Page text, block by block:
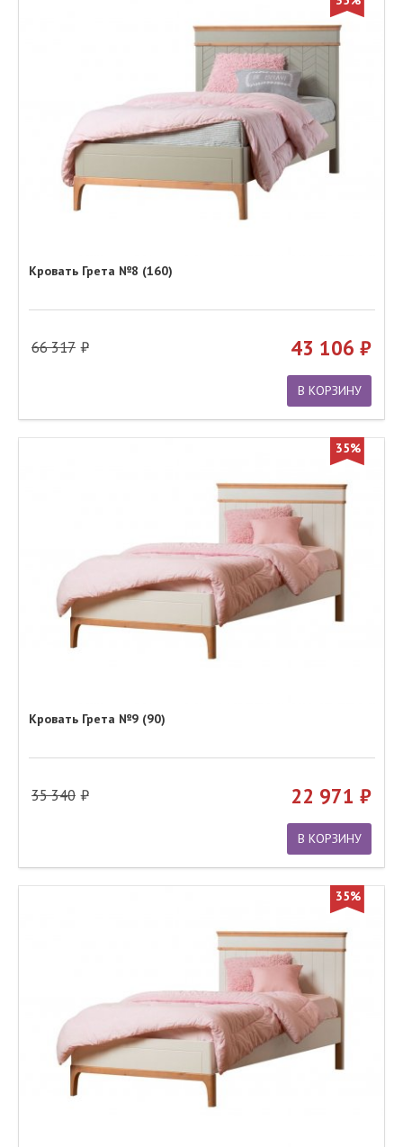
Кровать Грета №8 (160)
66 317 43 106
В КОРЗИНУ
35%
Кровать Грета №9 (90)
35 340 22 971
В КОРЗИНУ
35%